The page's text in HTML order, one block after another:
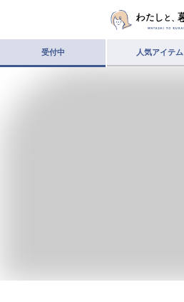
受付中 人気アイテム